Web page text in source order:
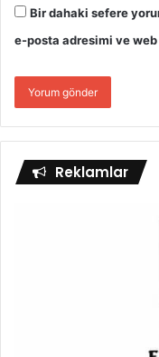
Bir dahaki sefere
e-posta adresimi ve
Reklamlar